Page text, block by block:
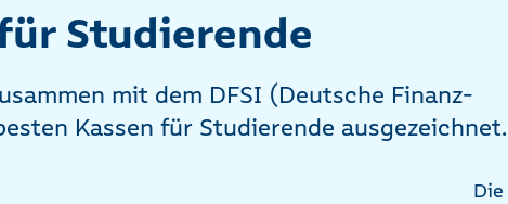
Studierende
mit dem DFSI (Deutsche Finanz-
Kassen für Studierende ausgezeichnet.